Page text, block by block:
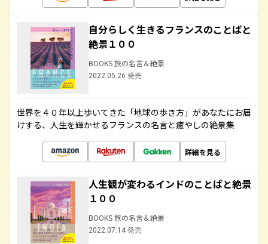
自分らしく生きるフランスのことばと
絶景１００
BOOKS 旅の名言＆絶景
2022.05.26 発売
世界を４０年以上歩いてきた「地球の歩き方」があなたにお届
けする、人生を輝かせるフランスの名言と癒やしの絶景集
詳細を見る
人生観が変わるインドのことばと絶景
１００
BOOKS 旅の名言＆絶景
2022.07.14 発売